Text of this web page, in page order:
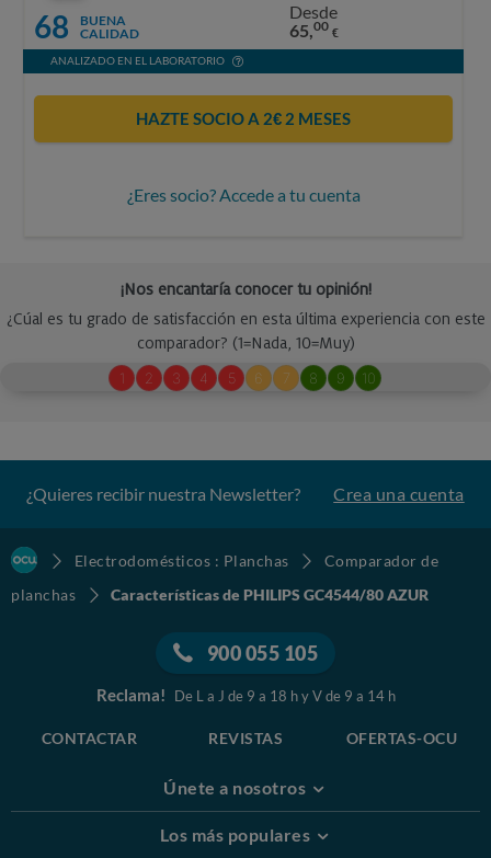
68
BUENA
CALIDAD
Desde
65,00 €
ANALIZADO EN EL LABORATORIO
HAZTE SOCIO A 2€ 2 MESES
¿Eres socio? Accede a tu cuenta
¿Quieres recibir nuestra Newsletter? Crea una cuenta
Electrodomésticos : Planchas
Comparador de
planchas
Características de PHILIPS GC4544/80 AZUR
900 055 105
Reclama! De L a J de 9 a 18 h y V de 9 a 14 h
CONTACTAR REVISTAS OFERTAS-OCU
Únete a nosotros
Los más populares